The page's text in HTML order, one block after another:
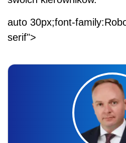
auto 30px;font-
serif">